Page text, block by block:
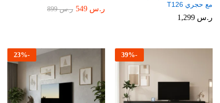
مع حجري T126
ر.س
ر.س ر.س899
-
39%
-
23%